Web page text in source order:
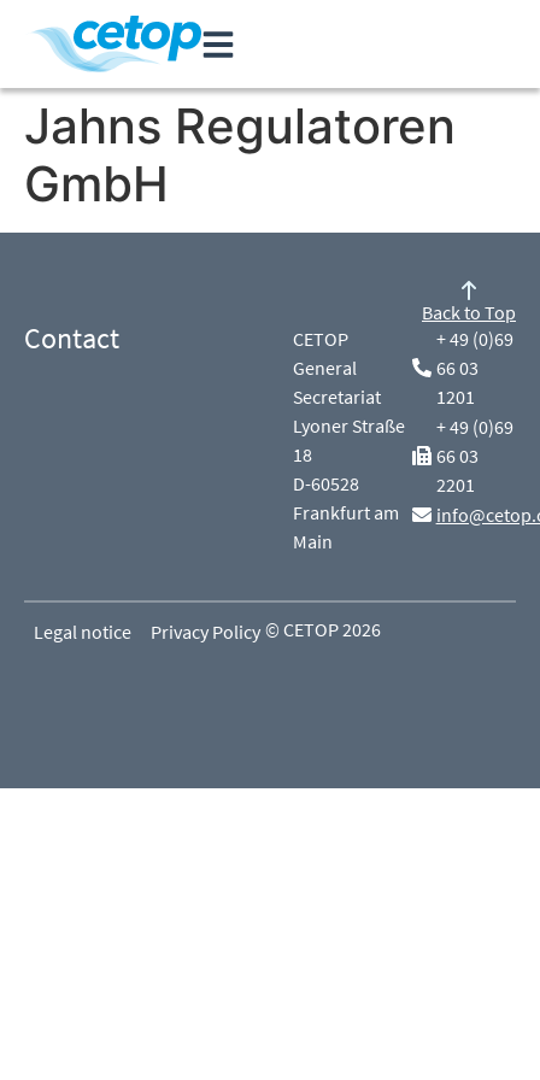
Jahns Regulatoren
GmbH
Contact
CETOP
General
Secretariat
Lyoner Straße
18
D-60528
Frankfurt am
Main
+ 49 (0)69
66 03
1201
+ 49 (0)69
66 03
2201
Back to Top
Legal notice Privacy Policy © CETOP 2026